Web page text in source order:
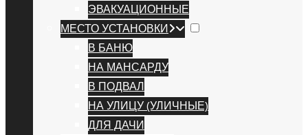
ЭВАКУАЦИОННЫЕ
МЕСТО УСТАНОВКИ
В БАНЮ
НА МАНСАРДУ
В ПОДВАЛ
НА УЛИЦУ (УЛИЧНЫЕ)
ДЛЯ ДАЧИ